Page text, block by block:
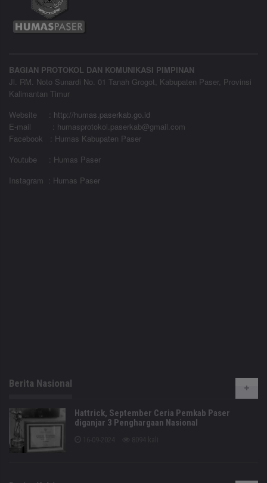
BAGIAN PROTOKOL DAN KOMUNIKASI PIMPINAN
Jl. RM. Noto Sunardi No. 01 Tanah Grogot, Kabupaten Paser, Provinsi
Kalimantan Timur
Website
: http://humas.paserkab.go.id
E-mail : humasprotokol.paserkab@gmail.com
Facebook : Humas Kabupaten Paser
Youtube : Humas Paser
Instagram : Humas Paser
Berita Nasional
Hattrick, September Ceria Pemkab Paser
diganjar 3 Penghargaan Nasional